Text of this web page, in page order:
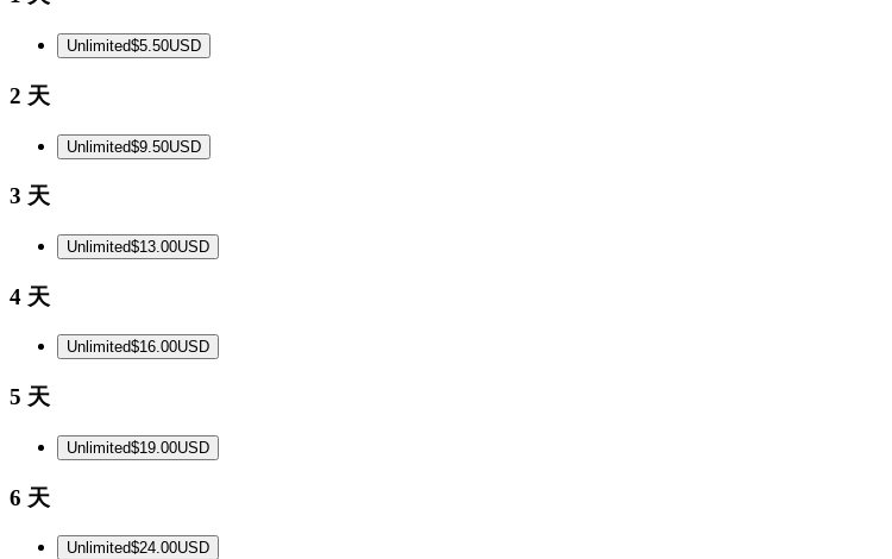
Unlimited$5.50USD
2 天
Unlimited$9.50USD
3 天
Unlimited$13.00USD
4 天
Unlimited$16.00USD
5 天
Unlimited$19.00USD
6 天
Unlimited$24.00USD